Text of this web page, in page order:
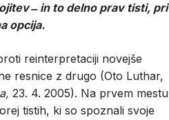
in to delno prav tisti, pri
opcija.
reinterpretaciji novejše
resnice z drugo (Oto Luthar,
23. 4. 2005). Na prvem mestu
tistih, ki so spoznali svoje